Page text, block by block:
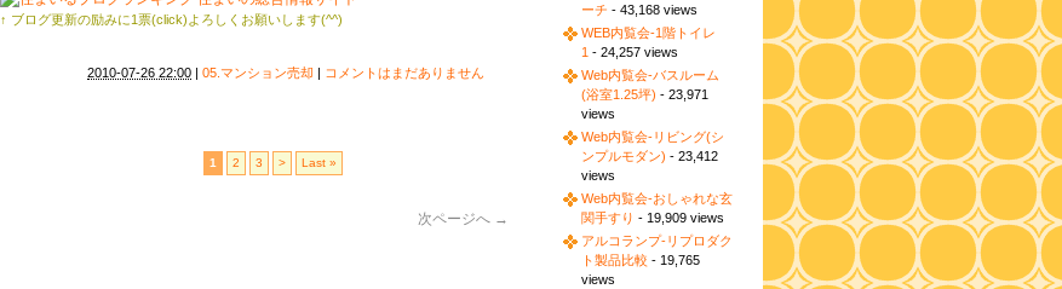
↑ ブログ更新の励みに1票(click)よろしくお願いします(^^)
2010-07-26 22:00 | 05.マンション売却 | コメントはまだありません
1 2 3 > Last »
次ページへ →
ーチ - 43,168 views
WEB内覧会-1階トイレ
1 - 24,257 views
Web内覧会-バスルーム
(浴室1.25坪) - 23,971
views
Web内覧会-リビング(シ
ンプルモダン) - 23,412
views
Web内覧会-おしゃれな玄
関手すり - 19,909 views
アルコランプ-リプロダク
ト製品比較 - 19,765
views